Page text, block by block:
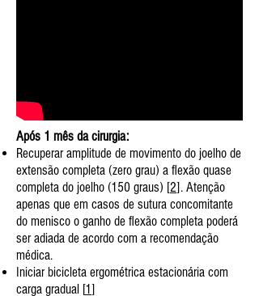
Após 1 mês da cirurgia:
Recuperar amplitude de movimento do joelho de
extensão completa (zero grau) a flexão quase
completa do joelho (150 graus) [2]. Atenção
apenas que em casos de sutura concomitante
do menisco o ganho de flexão completa poderá
ser adiada de acordo com a recomendação
médica.
Iniciar bicicleta ergométrica estacionária com
carga gradual [1]